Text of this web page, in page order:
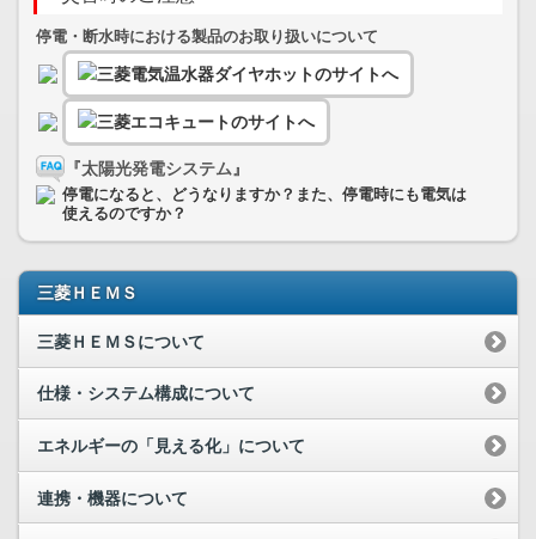
停電・断水時における製品のお取り扱いについて
『太陽光発電システム』
停電になると、どうなりますか？また、停電時にも電気は
使えるのですか？
三菱ＨＥＭＳ
三菱ＨＥＭＳについて
仕様・システム構成について
エネルギーの「見える化」について
連携・機器について